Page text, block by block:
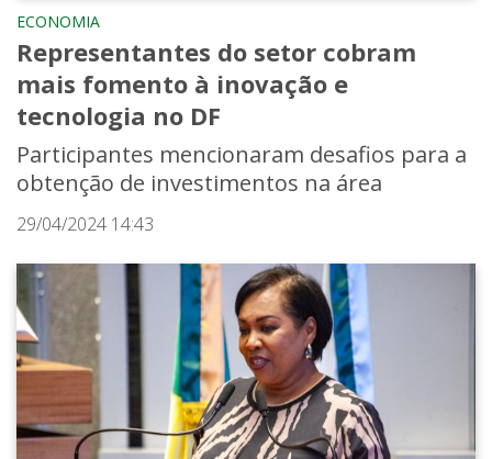
ECONOMIA
Representantes do setor cobram
mais fomento à inovação e
tecnologia no DF
Participantes mencionaram desafios para a
obtenção de investimentos na área
29/04/2024 14:43